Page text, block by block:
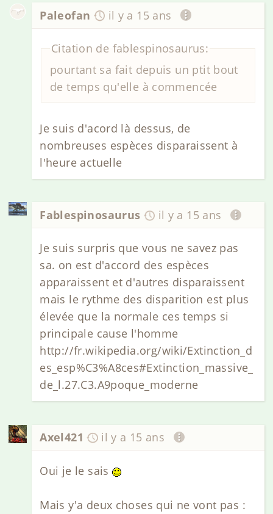
Paleofan il y a 15 ans
Citation de fablespinosaurus:
pourtant sa fait depuis un ptit bout
de temps qu'elle à commencée
Je suis d'acord là dessus, de
nombreuses espèces disparaissent à
l'heure actuelle
Fablespinosaurus il y a 15 ans
Je suis surpris que vous ne savez pas
sa. on est d'accord des espèces
apparaissent et d'autres disparaissent
mais le rythme des disparition est plus
élevée que la normale ces temps si
principale cause l'homme
http://fr.wikipedia.org/wiki/Extinction_d
es_esp%C3%A8ces#Extinction_massive_
de_l.27.C3.A9poque_moderne
Axel421 il y a 15 ans
Oui je le sais
Mais y'a deux choses qui ne vont pas :